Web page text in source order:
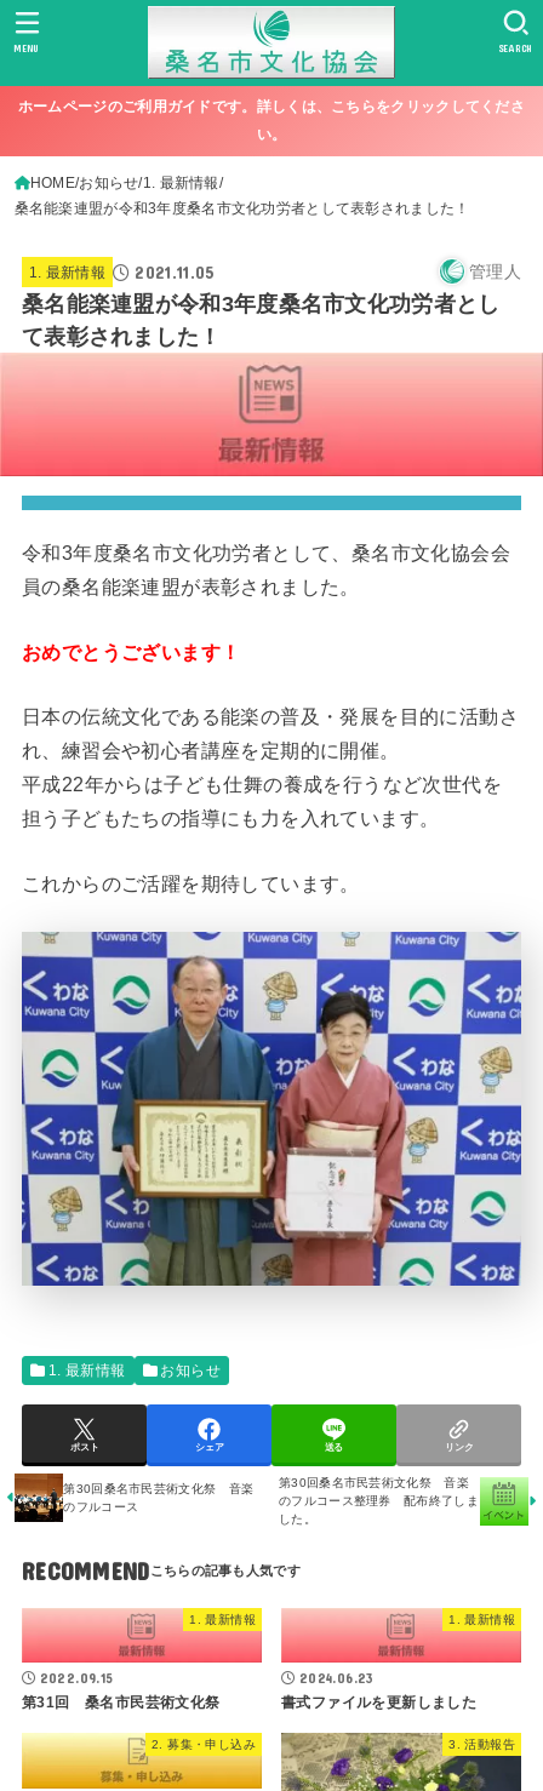
SEARCH
MENU
ホームページのご利用ガイドです。詳しくは、こちらをクリックしてくださ
い。
HOME お知らせ 1. 最新情報
桑名能楽連盟が令和3年度桑名市文化功労者として表彰されました！
1. 最新情報 2021.11.05 管理人
桑名能楽連盟が令和3年度桑名市文化功労者とし
て表彰されました！
令和3年度桑名市文化功労者として、桑名市文化協会会
員の桑名能楽連盟が表彰されました。
おめでとうございます！
日本の伝統文化である能楽の普及・発展を目的に活動さ
れ、練習会や初心者講座を定期的に開催。
平成22年からは子ども仕舞の養成を行うなど次世代を
担う子どもたちの指導にも力を入れています。
これからのご活躍を期待しています。
1. 最新情報 お知らせ
ポスト シェア 送る リンク
第30回桑名市民芸術文化祭 音楽
のフルコース
第30回桑名市民芸術文化祭 音楽
のフルコース整理券 配布終了しま
した。
RECOMMEND
1. 最新情報
2022.09.15
第31回 桑名市民芸術文化祭
1. 最新情報
2024.06.23
書式ファイルを更新しました
2. 募集・申し込み 3. 活動報告